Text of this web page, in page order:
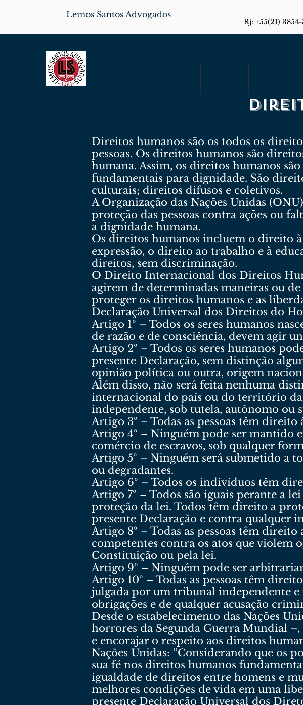
Rj: +55(21)
Lemos Santos Advogados
Direitos humanos são os todos os
pessoas. Os direitos humanos são
humana. Assim, os direitos humanos
fundamentais para dignidade. São
culturais; direitos difusos e coletivos.
A Organização das Nações Unidas
proteção das pessoas contra ações ou
a dignidade humana.
Os direitos humanos incluem o direito
expressão, o direito ao trabalho e à
direitos, sem discriminação.
O Direito Internacional dos Direitos
agirem de determinadas maneiras ou
proteger os direitos humanos e as
Declaração Universal dos Direitos do
Artigo 1º – Todos os seres humanos
de razão e de consciência, devem agir
Artigo 2º – Todos os seres humanos
presente Declaração, sem distinção
opinião política ou outra, origem
Além disso, não será feita nenhuma
internacional do país ou do território da
independente, sob tutela, autônomo ou
Artigo 3º – Todas as pessoas têm direito
Artigo 4º – Ninguém pode ser mantido
comércio de escravos, sob qualquer
Artigo 5º – Ninguém será submetido a
ou degradantes.
Artigo 6º – Todos os indivíduos têm
Artigo 7º – Todos são iguais perante a
proteção da lei. Todos têm direito a
presente Declaração e contra qualquer
Artigo 8º – Todas as pessoas têm
competentes contra os atos que violem
Constituição ou pela lei.
Artigo 9º – Ninguém pode ser
Artigo 10º – Todas as pessoas têm
julgada por um tribunal independente
obrigações e de qualquer acusação
Desde o estabelecimento das Nações
horrores da Segunda Guerra Mundial
e encorajar o respeito aos direitos
Nações Unidas: “Considerando que os
sua fé nos direitos humanos
igualdade de direitos entre homens e
melhores condições de vida em uma
presente Declaração Universal dos